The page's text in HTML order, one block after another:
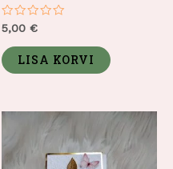
Hinnanguga
5
5,00 €
LISA KORVI